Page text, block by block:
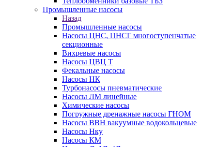
Промышленные насосы
Назад
Промышленные насосы
Насосы ЦНС, ЦНСГ многоступенчатые
секционные
Вихревые насосы
Насосы ЦВЦ Т
Фекальные насосы
Насосы НК
Турбонасосы пневматические
Насосы ЛМ линейные
Химические насосы
Погружные дренажные насосы ГНОМ
Насосы ВВН вакуумные водокольцевые
Насосы Нку
Насосы КМ